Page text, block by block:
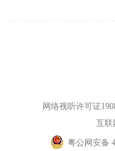
网络视听许可证
互联
粤公网安备